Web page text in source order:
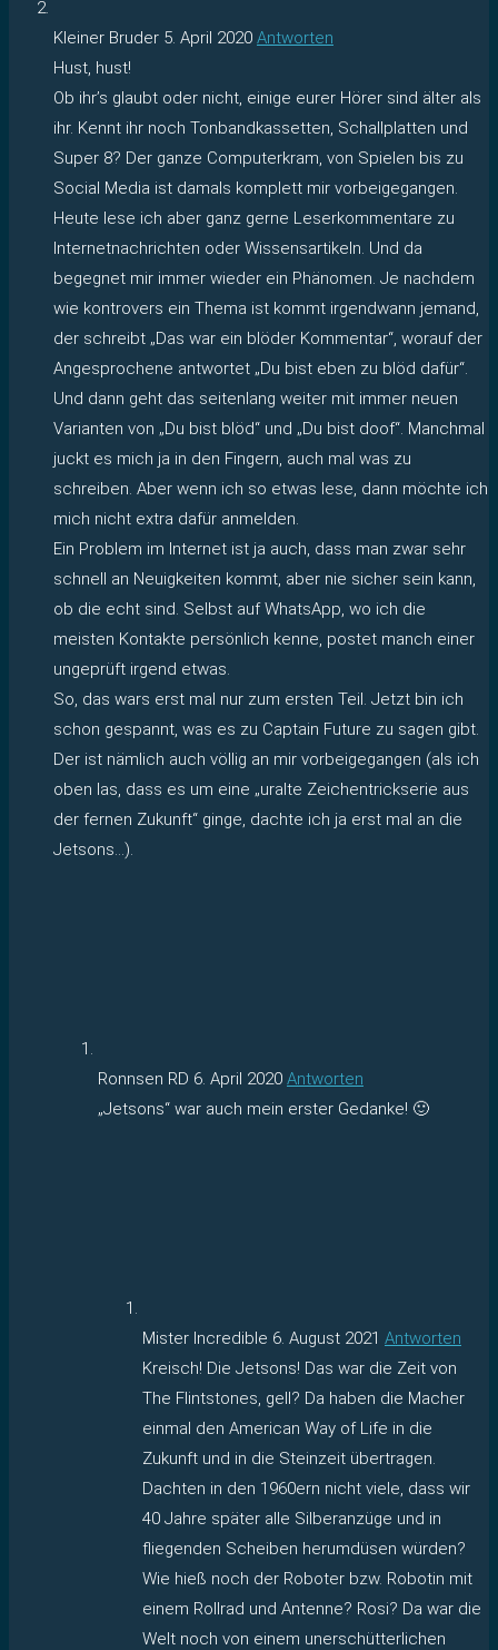
Kleiner Bruder 5. April 2020 Antworten
Hust, hust!
Ob ihr’s glaubt oder nicht, einige eurer Hörer sind älter als
ihr. Kennt ihr noch Tonbandkassetten, Schallplatten und
Super 8? Der ganze Computerkram, von Spielen bis zu
Social Media ist damals komplett mir vorbeigegangen.
Heute lese ich aber ganz gerne Leserkommentare zu
Internetnachrichten oder Wissensartikeln. Und da
begegnet mir immer wieder ein Phänomen. Je nachdem
wie kontrovers ein Thema ist kommt irgendwann jemand,
der schreibt „Das war ein blöder Kommentar“, worauf der
Angesprochene antwortet „Du bist eben zu blöd dafür“.
Und dann geht das seitenlang weiter mit immer neuen
Varianten von „Du bist blöd“ und „Du bist doof“. Manchmal
juckt es mich ja in den Fingern, auch mal was zu
schreiben. Aber wenn ich so etwas lese, dann möchte ich
mich nicht extra dafür anmelden.
Ein Problem im Internet ist ja auch, dass man zwar sehr
schnell an Neuigkeiten kommt, aber nie sicher sein kann,
ob die echt sind. Selbst auf WhatsApp, wo ich die
meisten Kontakte persönlich kenne, postet manch einer
ungeprüft irgend etwas.
So, das wars erst mal nur zum ersten Teil. Jetzt bin ich
schon gespannt, was es zu Captain Future zu sagen gibt.
Der ist nämlich auch völlig an mir vorbeigegangen (als ich
oben las, dass es um eine „uralte Zeichentrickserie aus
der fernen Zukunft“ ginge, dachte ich ja erst mal an die
Jetsons…).
Ronnsen RD 6. April 2020 Antworten
„Jetsons“ war auch mein erster Gedanke! 🙂
Mister Incredible 6. August 2021 Antworten
Kreisch! Die Jetsons! Das war die Zeit von
The Flintstones, gell? Da haben die Macher
einmal den American Way of Life in die
Zukunft und in die Steinzeit übertragen.
Dachten in den 1960ern nicht viele, dass wir
40 Jahre später alle Silberanzüge und in
fliegenden Scheiben herumdüsen würden?
Wie hieß noch der Roboter bzw. Robotin mit
einem Rollrad und Antenne? Rosi? Da war die
Welt noch von einem unerschütterlichen